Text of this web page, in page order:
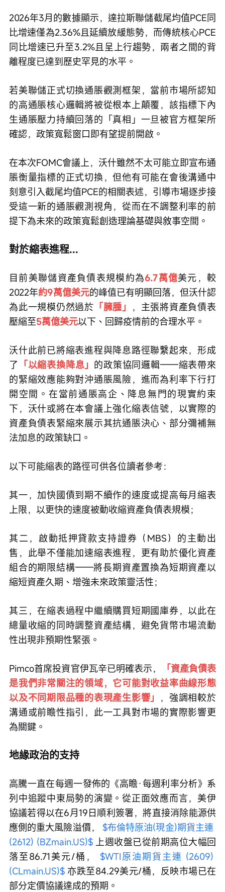
2026年3月的數據顯示，達拉斯聯儲截尾均值PCE同
比增速僅為2.36%且延續放緩態勢，而傳統核心PCE
同比增速已升至3.2%且呈上行趨勢，兩者之間的背
離程度已達到歷史罕見的水平。
若美聯儲正式切換通脹觀測框架，當前市場所認知
的高通脹核心邏輯將被從根本上顛覆，該指標下內
生通脹壓力持續回落的「真相」一旦被官方框架所
確認，政策寬鬆窗口即有望提前開啟。
在本次FOMC會議上，沃什雖然不太可能立即宣布通
脹衡量指標的正式切換，但他有可能在會後溝通中
刻意引入截尾均值PCE的相關表述，引導市場逐步接
受這一新的通脹觀測視角，從而在不調整利率的前
提下為未來的政策寬鬆創造理論基礎與敘事空間。
對於縮表進程...
目前美聯儲資產負債表規模約為6.7萬億美元，較
2022年約9萬億美元的峰值已有明顯回落，但沃什認
為此一規模仍然過於 「臃腫」
，主張將資產負債表
壓縮至5萬億美元以下、回歸疫情前的合理水平。
沃什此前已將縮表進程與降息路徑聯繫起來，形成
了 「以縮表換降息」 的政策協同邏輯——縮表帶來
的緊縮效應能夠對沖通脹風險，進而為利率下行打
開空間。在當前通脹高企、降息無門的現實約束
下，沃什或將在本會議上強化縮表信號，以實際的
資產負債表緊縮來展示其抗通脹決心、部分彌補無
法加息的政策缺口。
以下可能縮表的路徑可供各位讀者參考：
其一，加快國債到期不續作的速度或提高每月縮表
上限，以更快的速度被動收縮資產負債表規模；
其二，啟動抵押貸款支持證券（MBS）的主動出
售，此舉不僅能加速縮表進程，更有助於優化資產
組合的期限結構——將長期資產置換為短期資產以
縮短資產久期、增強未來政策靈活性；
其三，在縮表過程中繼續購買短期國庫券，以此在
總量收縮的同時調整資產結構，避免貨幣市場流動
性出現非預期性緊張。
Pimco首席投資官伊瓦辛已明確表示，
「資產負債表
是我們非常關注的領域，它可能對收益率曲線形態
以及不同期限品種的表現產生影響」
，強調相較於
溝通或前瞻性指引，此一工具對市場的實際影響更
為關鍵。
地緣政治的支持
高騰一直在每週一發佈的《高瞻·每週利率分析》系
列中追蹤中東局勢的演變。從正面效應而言，美伊
協議若得以在6月19日順利簽署，將直接消除能源供
應側的重大風險溢價， $布倫特原油(現金)期貨主連
(2612) (BZmain.US)$ 上週收盤已從前期高位大幅回
落至86.71美元/桶， $WTI原油期貨主連 (2609)
(CLmain.US)$ 亦跌至84.29美元/桶，反映市場已在
部分定價協議達成的預期。